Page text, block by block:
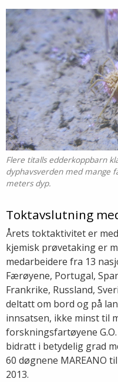
Flere titalls edderkoppbarn
dyphavsverden med mange
meters dyp.
Toktavslutning
Årets toktaktivitet er
kjemisk prøvetaking er
medarbeidere fra 13
Færøyene, Portugal,
Frankrike, Russland,
deltatt om bord og på
innsatsen, ikke minst til
forskningsfartøyene
bidratt i betydelig grad
60 døgnene MAREANO
2013.